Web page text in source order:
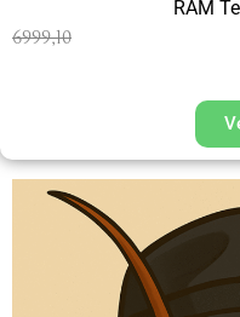
RAM
6999,10